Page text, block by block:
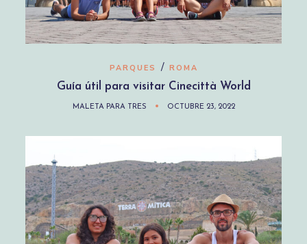
PARQUES / ROMA
Guía útil para visitar Cinecittà World
MALETA PARA TRES OCTUBRE 23, 2022